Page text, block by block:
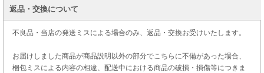
返品・交換について
不良品・当店の発送ミスによる場合のみ、返品・交換お受けいたします。
お届けしました商品が商品説明以外の部分でこちらに不備があった場合、
梱包ミスによる内容の相違、配送中における商品の破損・損傷等につきま